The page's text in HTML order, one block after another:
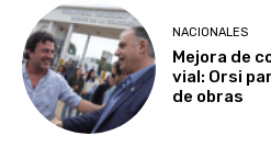
NACIONALES
Mejora de
vial: Orsi
de obras